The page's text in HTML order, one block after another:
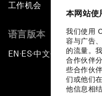
本网站
我们使用
容与广告
的流量。
合作伙伴
些合作伙
们或他们
他信息相结
工作机会
语言版本
EN ▪ ES▪中文▪ 日本語